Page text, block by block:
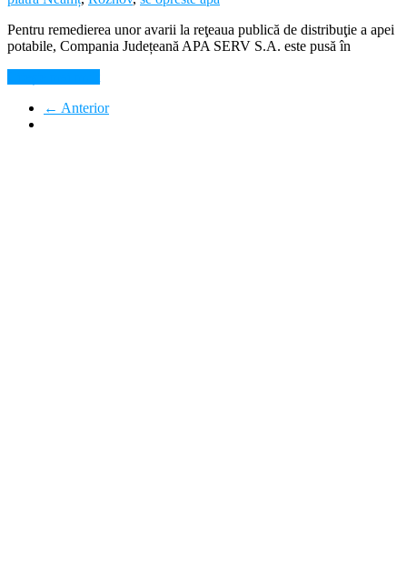
Pentru remedierea unor avarii la reţeaua publică de distribuţie a apei
potabile, Compania Județeană APA SERV S.A. este pusă în
← Anterior